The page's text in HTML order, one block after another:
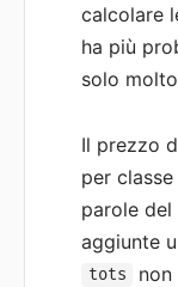
calcolare
ha più
solo
Il prezzo
per
parole
aggiunte
tots